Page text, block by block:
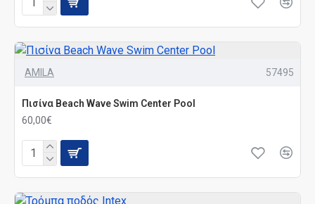
AMILA 57495
Πισίνα Beach Wave Swim Center Pool
60,00€